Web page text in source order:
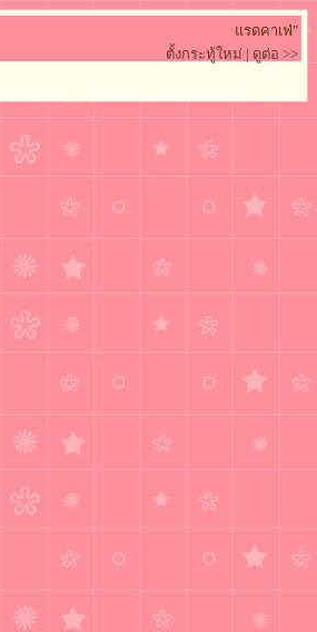
แรดคาเฟ่"
ตั้งกระทู้ใหม่ | ดูต่อ >>